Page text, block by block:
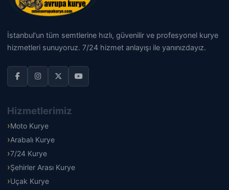
İstanbul'un tüm semtlerine hızlı, güvenilir ve profesyonel kurye
hizmetleri sunuyoruz. 7/24 hizmet anlayışı ile yanınızdayız.
Hizmetlerimiz
Moto Kurye
Arabalı Kurye
7/24 Kurye
Şehirler Arası Kurye
Uçak Kurye